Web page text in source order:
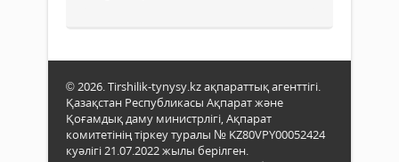
© 2026. Tirshilik-tynysy.kz ақпараттық агенттігі.
Қазақстан Республикасы Ақпарат және
Қоғамдық даму министрлігі, Ақпарат
комитетінің тіркеу туралы № KZ80VPY00052424
куәлігі 21.07.2022 жылы берілген.